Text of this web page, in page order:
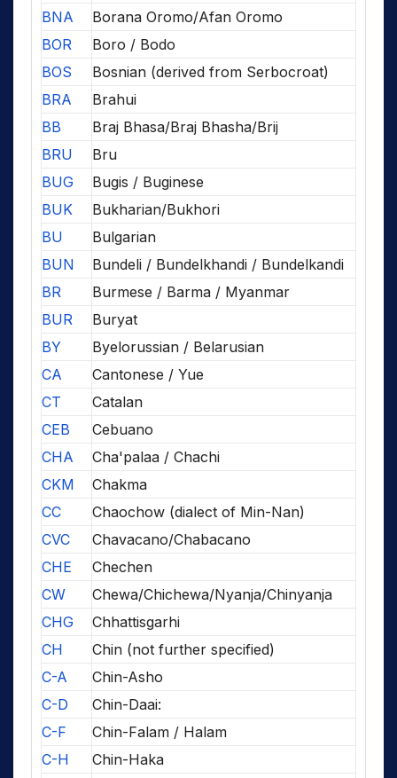
BNA
Borana Oromo/Afan Oromo
BOR
Boro / Bodo
BOS
Bosnian (derived from Serbocroat)
BRA
Brahui
BB
Braj Bhasa/Braj Bhasha/Brij
BRU
Bru
BUG
Bugis / Buginese
BUK
Bukharian/Bukhori
BU
Bulgarian
BUN
Bundeli / Bundelkhandi / Bundelkandi
BR
Burmese / Barma / Myanmar
BUR
Buryat
BY
Byelorussian / Belarusian
CA
Cantonese / Yue
CT
Catalan
CEB
Cebuano
CHA
Cha'palaa / Chachi
CKM
Chakma
CC
Chaochow (dialect of Min-Nan)
CVC
Chavacano/Chabacano
CHE
Chechen
CW
Chewa/Chichewa/Nyanja/Chinyanja
CHG
Chhattisgarhi
CH
Chin (not further specified)
C-A
Chin-Asho
C-D
Chin-Daai:
C-F
Chin-Falam / Halam
C-H
Chin-Haka